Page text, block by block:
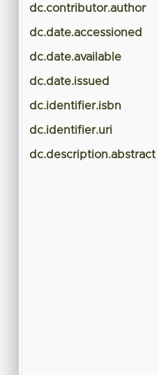
dc.contributor.author
dc.date.accessioned
dc.date.available
dc.date.issued
dc.identifier.isbn
dc.identifier.uri
dc.description.abstract